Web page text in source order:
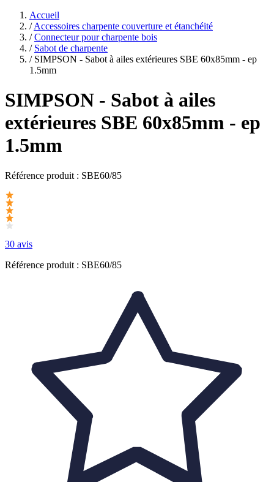
Accueil
/ Accessoires charpente couverture et étanchéité
/ Connecteur pour charpente bois
/ Sabot de charpente
/ SIMPSON - Sabot à ailes extérieures SBE 60x85mm - ep
1.5mm
SIMPSON - Sabot à ailes
extérieures SBE 60x85mm - ep
1.5mm
Référence produit : SBE60/85
30 avis
Référence produit : SBE60/85